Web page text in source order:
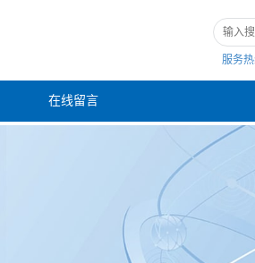
服务热
在线留言